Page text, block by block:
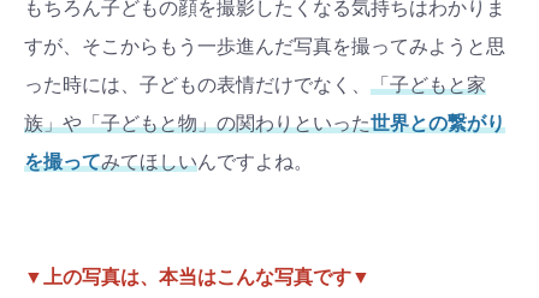
もちろん子どもの顔を撮影したくなる気持ちはわかりま
すが、そこからもう一歩進んだ写真を撮ってみようと思
った時には、子どもの表情だけでなく、 「子どもと家
族」や「子どもと物」の関わりといった世界との繋がり
を撮ってみてほしいんですよね。
▼上の写真は、本当はこんな写真です▼
#出産準備 #習いごと
#発達
#離乳食
学び 暮らし